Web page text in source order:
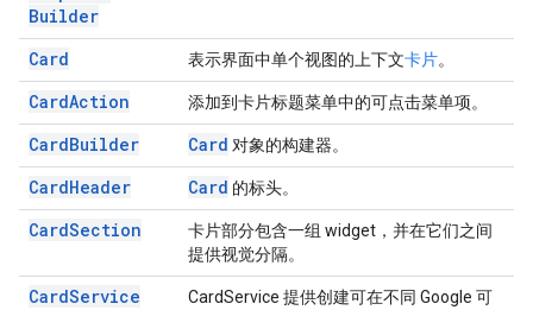
Builder
Card 表示界面中单个视图的上下文卡片。
CardAction 添加到卡片标题菜单中的可点击菜单项。
CardBuilder Card 对象的构建器。
CardHeader Card 的标头。
CardSection
卡片部分包含一组 widget，并在它们之间
提供视觉分隔。
CardService
CardService 提供创建可在不同 Google 可